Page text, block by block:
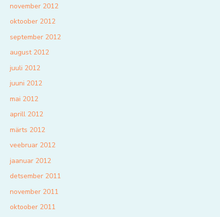
november 2012
oktoober 2012
september 2012
august 2012
juuli 2012
juuni 2012
mai 2012
aprill 2012
märts 2012
veebruar 2012
jaanuar 2012
detsember 2011
november 2011
oktoober 2011